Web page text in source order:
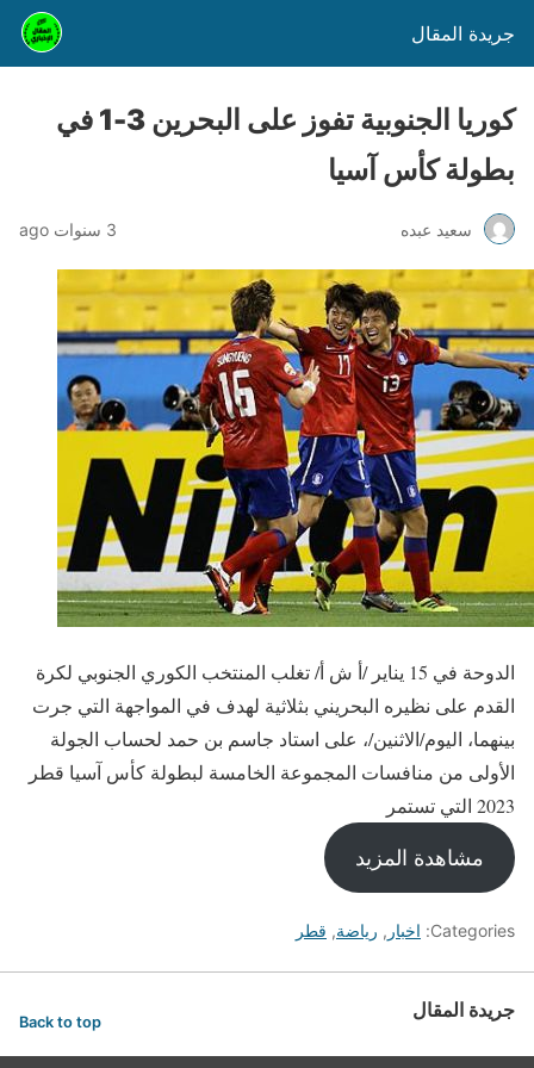
جريدة المقال
كوريا الجنوبية تفوز على البحرين 3-1 في
بطولة كأس آسيا
سعيد عبده 3 سنوات ago
الدوحة في 15 يناير /أ ش أ/ تغلب المنتخب الكوري الجنوبي لكرة
القدم على نظيره البحريني بثلاثية لهدف في المواجهة التي جرت
بينهما، اليوم/الاثنين/، على استاد جاسم بن حمد لحساب الجولة
الأولى من منافسات المجموعة الخامسة لبطولة كأس آسيا قطر
2023 التي تستمر
مشاهدة المزيد
Categories: اخبار , رياضة, قطر
جريدة المقال Back to top